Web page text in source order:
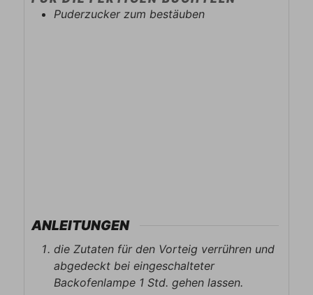
Puderzucker zum bestäuben
ANLEITUNGEN
die Zutaten für den Vorteig verrühren und
abgedeckt bei eingeschalteter
Backofenlampe 1 Std. gehen lassen.